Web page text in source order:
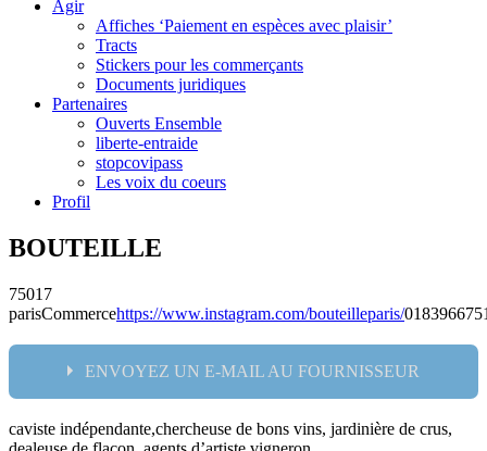
Agir
Affiches ‘Paiement en espèces avec plaisir’
Tracts
Stickers pour les commerçants
Documents juridiques
Partenaires
Ouverts Ensemble
liberte-entraide
stopcovipass
Les voix du coeurs
Profil
BOUTEILLE
75017
parisCommercehttps://www.instagram.com/bouteilleparis/
ENVOYEZ UN E-MAIL AU FOURNISSEUR
Nom:
caviste indépendante,chercheuse de bons vins, jardinière de crus,